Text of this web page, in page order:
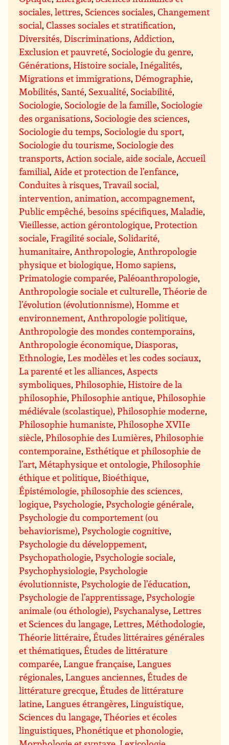
sociales, lettres, Sciences sociales,Changement
social,Classes sociales et stratification,
Diversités, Discriminations, Addiction,
Exclusion et pauvreté, Sociologie du genre,
Générations,Histoire sociale, Inégalités,
Migrations et immigrations,Démographie,
Mobilités, Santé, Sexualité, Sociabilité,
Sociologie, Sociologie de la famille, Sociologie
des organisations, Sociologie des sciences,
Sociologie du temps, Sociologie du sport,
Sociologie du tourisme, Sociologie des
transports, Action sociale, aide sociale, Accueil
familial, Aide et protection de l’enfance,
Conduites à risques,Travail social,
intervention, animation, accompagnement,
Public empêché, besoins spécifiques, Maladie,
Vieillesse, action gérontologique,Protection
sociale,Fragilité sociale, Solidarité,
humanitaire, Anthropologie, Anthropologie
physique et biologique,Homo sapiens,
Primatologie comparée,Paléoanthropologie,
Anthropologie sociale et culturelle,Théorie de
l’évolution (évolutionnisme),Homme et
environnement, Anthropologie politique,
Anthropologie des mondes contemporains,
Anthropologie économique,Diasporas,
Ethnologie,Les modèles et les codes sociaux,
La parenté et les alliances, Aspects
symboliques,Philosophie,Histoire de la
philosophie,Philosophie antique,Philosophie
médiévale (scolastique),Philosophie moderne,
Philosophie humaniste,Philosophe XVIIe
siècle,Philosophie des Lumières,Philosophie
contemporaine,Esthétique et philosophie de
l’art, Métaphysique et ontologie,Philosophie
éthique et politique, Bioéthique,
Épistémologie, philosophie des sciences,
logique,Psychologie,Psychologie générale,
Psychologie du comportement (ou
behaviorisme),Psychologie cognitive,
Psychologie du développement,
Psychopathologie,Psychologie sociale,
Psychophysiologie,Psychologie
évolutionniste,Psychologie de l’éducation,
Psychologie de l’apprentissage,Psychologie
animale (ou éthologie),Psychanalyse,Lettres
et Sciences du langage,Lettres, Méthodologie,
Théorie littéraire,Études littéraires générales
et thématiques,Études de littérature
comparée,Langue française,Langues
régionales,Langues anciennes,Études de
littérature grecque,Études de littérature
latine,Langues étrangères,Linguistique,
Sciences du langage,Théories et écoles
linguistiques,Phonétique et phonologie,